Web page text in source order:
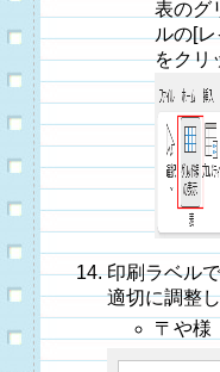
表のグ
ルの[
をクリ
印刷ラベル
適切に調整
〒や様